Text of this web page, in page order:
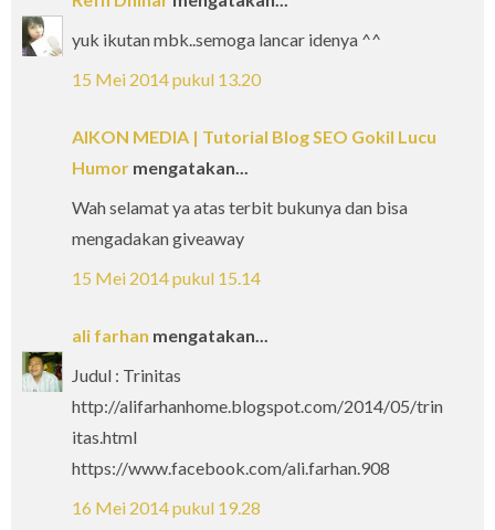
yuk ikutan mbk..semoga lancar idenya ^^
15 Mei 2014 pukul 13.20
AIKON MEDIA | Tutorial Blog SEO Gokil Lucu
Humor mengatakan...
Wah selamat ya atas terbit bukunya dan bisa
mengadakan giveaway
15 Mei 2014 pukul 15.14
ali farhan mengatakan...
Judul : Trinitas
http://alifarhanhome.blogspot.com/2014/05/trin
itas.html
https://www.facebook.com/ali.farhan.908
16 Mei 2014 pukul 19.28